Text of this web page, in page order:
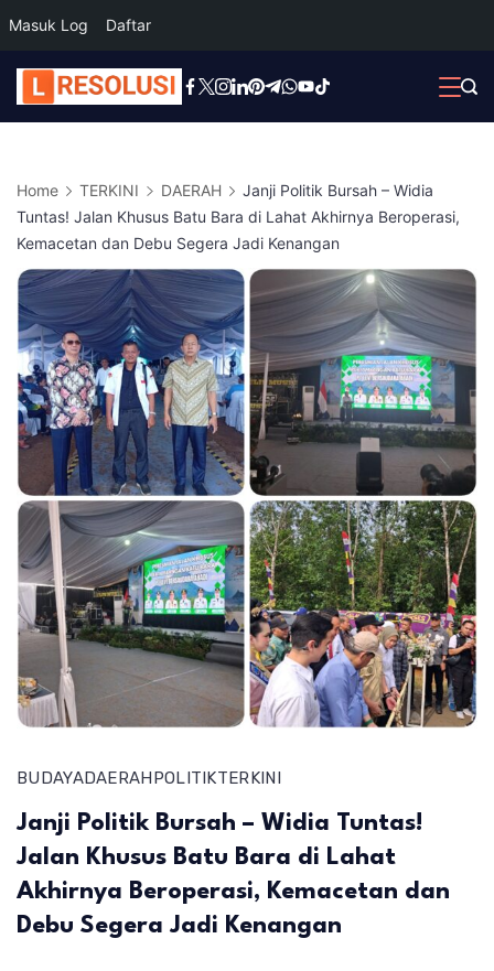
Masuk Log Daftar
Skip
to
Home TERKINI DAERAH
Janji Politik Bursah – Widia
Tuntas! Jalan Khusus Batu Bara di Lahat Akhirnya Beroperasi,
Kemacetan dan Debu Segera Jadi Kenangan
BUDAYADAERAHPOLITIKTERKINI
Janji Politik Bursah – Widia Tuntas!
Jalan Khusus Batu Bara di Lahat
Akhirnya Beroperasi, Kemacetan dan
Debu Segera Jadi Kenangan